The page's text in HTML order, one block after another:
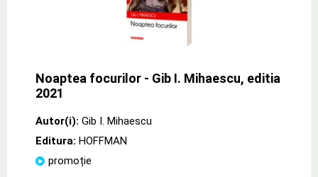
Noaptea focurilor - Gib I. Mihaescu, editia
2021
Autor(i): Gib I. Mihaescu
Editura: HOFFMAN
promoție